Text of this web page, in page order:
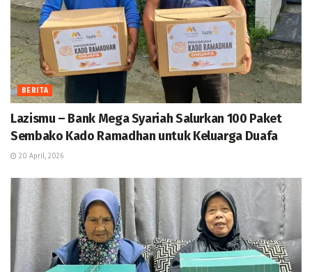
BERITA
Lazismu – Bank Mega Syariah Salurkan 100 Paket
Sembako Kado Ramadhan untuk Keluarga Duafa
20 April, 2026